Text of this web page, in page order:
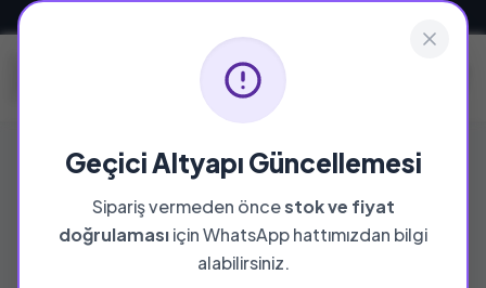
Geçici Altyapı Güncellemesi
Sipariş vermeden öncestok ve fiyat
doğrulamasıiçin WhatsApp hattımızdan bilgi
alabilirsiniz.
%25 İNDİRİM